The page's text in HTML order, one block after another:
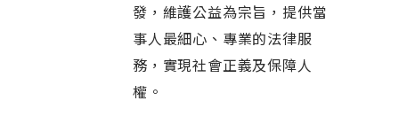
發，維護公益為宗旨，提供當
事人最細心、專業的法律服
務，實現社會正義及保障人
權。